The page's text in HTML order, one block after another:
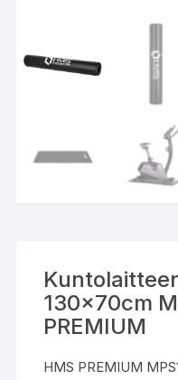
130x70cm
PREMIUM
HMS PREMIUM